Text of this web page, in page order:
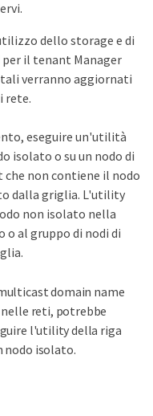
dello storage e di
il tenant Manager
verranno aggiornati
rete.
eseguire un'utilità
isolato o su un nodo di
non contiene il nodo
dalla griglia. L'utility
non isolato nella
o al gruppo di nodi di
domain name
reti, potrebbe
l'utility della riga
nodo isolato.